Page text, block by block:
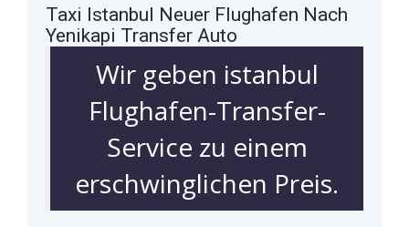
Taxi Istanbul Neuer Flughafen Nach
Yenikapi Transfer Auto
Wir geben istanbul
Flughafen-Transfer-
Service zu einem
erschwinglichen Preis.